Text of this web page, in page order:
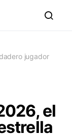
jugador
el